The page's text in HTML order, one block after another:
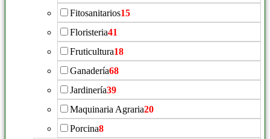
Fitosanitarios15
Floristeria41
Fruticultura18
Ganadería68
Jardinería39
Maquinaria Agraria20
Porcina8